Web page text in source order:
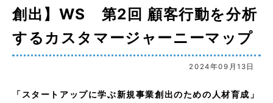
創出】WS 第2回 顧客行動を分析
するカスタマージャーニーマップ
2024年09月13日
「スタートアップに学ぶ新規事業創出のための人材育成」